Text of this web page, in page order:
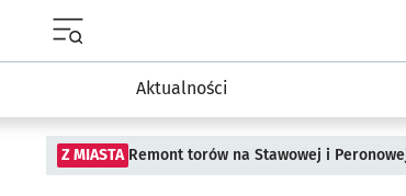
Aktualności
Z MIASTA Remont torów na Stawowej i